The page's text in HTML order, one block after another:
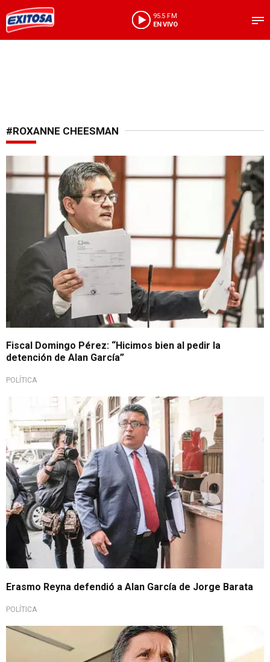
95.5 FM
EN VIVO
#ROXANNE CHEESMAN
Fiscal Domingo Pérez: “Hicimos bien al pedir la
detención de Alan García”
POLÍTICA
Erasmo Reyna defendió a Alan García de Jorge Barata
POLÍTICA